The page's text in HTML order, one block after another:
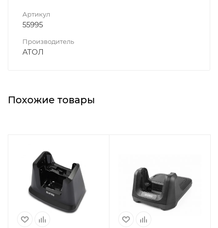
Артикул
55995
Производитель
АТОЛ
Похожие товары